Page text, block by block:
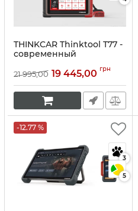
THINKCAR Thinktool T77 -
современный
FD)
Артикул:10295
21 995,00 19 445,00 грн
-12.77 %
3
5